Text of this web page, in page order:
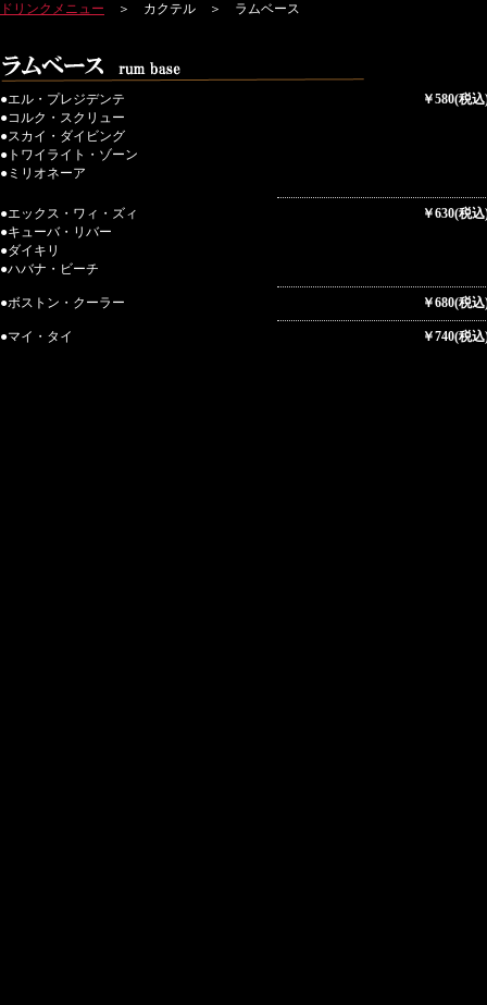
ドリンクメニュー ＞ カクテル ＞ ラムベース
●エル・プレジデンテ
￥580(税
●コルク・スクリュー
●スカイ・ダイビング
●トワイライト・ゾーン
●ミリオネーア
●エックス・ワィ・ズィ
￥630(税
●キューバ・リバー
●ダイキリ
●ハバナ・ビーチ
●ボストン・クーラー ￥680(税
●マイ・タイ ￥740(税